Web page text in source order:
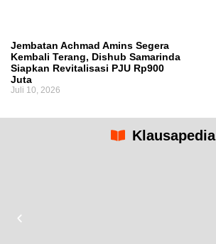
Jembatan Achmad Amins Segera
Kembali Terang, Dishub Samarinda
Siapkan Revitalisasi PJU Rp900
Juta
Juli 10, 2026
Klausapedia